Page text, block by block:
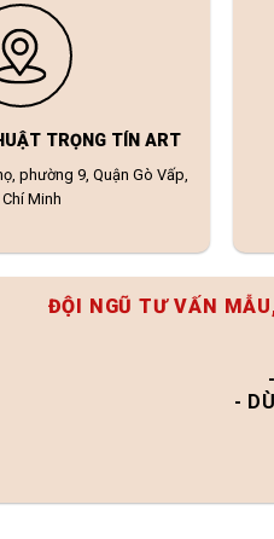
TRỌNG TÍN ART
phường 9, Quận Gò Vấp,
Minh
ĐỘI NGŨ TƯ VẤN
-